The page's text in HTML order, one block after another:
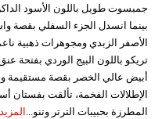
جمبسوت طويل باللون الأسود
بينما انسدل الجزء السفلي بقصة
الأصفر الزبدي ومجوهرات ذهبية
تريكو باللون البيج الوردي بفتحة
أبيض عالي الخصر بقصة مستقيمة
الإطلالات الفخمة، تألقت بفستان
المطرزة بحبيبات الترتر وتنو... المزيد